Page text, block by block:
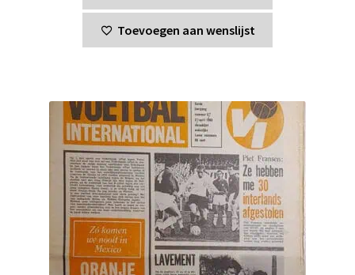
Toevoegen aan wenslijst